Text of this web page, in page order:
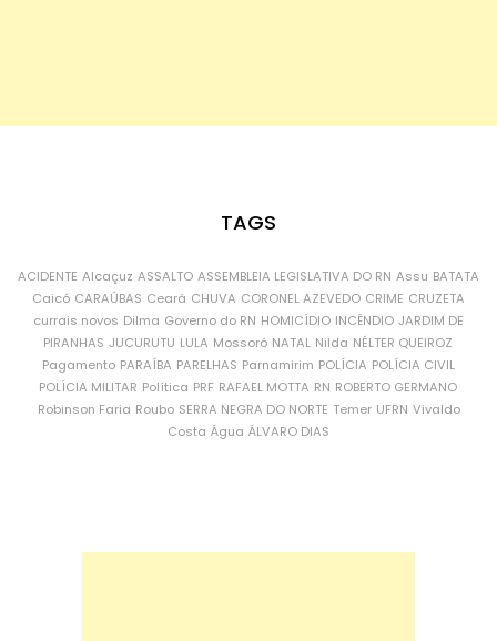
TAGS
ACIDENTE Alcaçuz ASSALTO ASSEMBLEIA LEGISLATIVA DO RN Assu BATATA
Caicó CARAÚBAS Ceará CHUVA CORONEL AZEVEDO CRIME CRUZETA
currais novos Dilma Governo do RN HOMICÍDIO INCÊNDIO JARDIM DE
PIRANHAS JUCURUTU LULA Mossoró NATAL Nilda NÉLTER QUEIROZ
Pagamento PARAÍBA PARELHAS Parnamirim POLÍCIA POLÍCIA CIVIL
POLÍCIA MILITAR Política PRF RAFAEL MOTTA RN ROBERTO GERMANO
Robinson Faria Roubo SERRA NEGRA DO NORTE Temer UFRN Vivaldo
Costa Água ÁLVARO DIAS